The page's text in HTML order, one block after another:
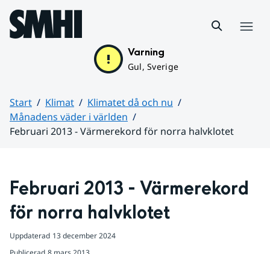
Hoppa till sidans innehåll
Varning
Gul, Sverige
Start Klimat
Klimatet då och nu
Månadens väder i världen
Februari 2013 - Värmerekord för norra halvklotet
Februari 2013 - Värmerekord
för norra halvklotet
Uppdaterad 13 december 2024